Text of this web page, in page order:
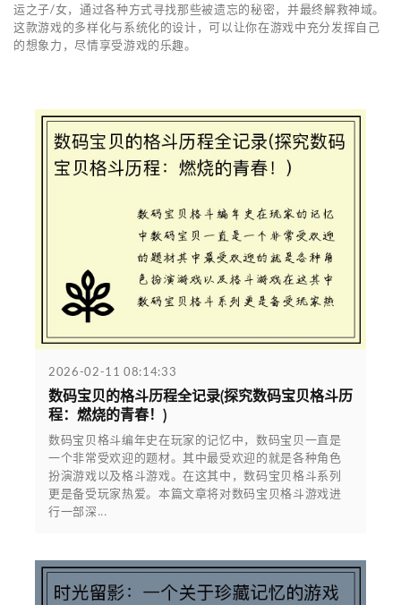
运之子/女，通过各种方式寻找那些被遗忘的秘密，并最终解救神域。
这款游戏的多样化与系统化的设计，可以让你在游戏中充分发挥自己
的想象力，尽情享受游戏的乐趣。
2026-02-11 08:14:33
数码宝贝的格斗历程全记录(探究数码宝贝格斗历
程：燃烧的青春！)
数码宝贝格斗编年史在玩家的记忆中，数码宝贝一直是
一个非常受欢迎的题材。其中最受欢迎的就是各种角色
扮演游戏以及格斗游戏。在这其中，数码宝贝格斗系列
更是备受玩家热爱。本篇文章将对数码宝贝格斗游戏进
行一部深...